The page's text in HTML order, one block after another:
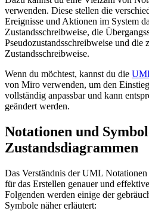
verwenden. Diese stellen die
Ereignisse und Aktionen im System
Zustandsschreibweise, die
Pseudozustandsschreibweise und die
Zustandsschreibweise.
Wenn du möchtest, kannst du die
von Miro verwenden, um den
vollständig anpassbar und kann
geändert werden.
Notationen und
Zustandsdiagrammen
Das Verständnis der UML
für das Erstellen genauer und
Folgenden werden einige der
Symbole näher erläutert: